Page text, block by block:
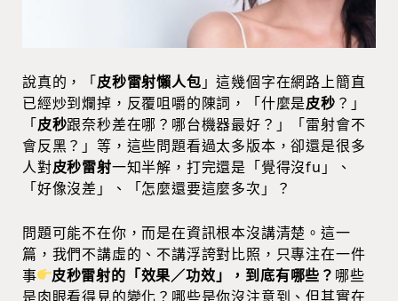
說真的，「皮秒雷射懶人包 」這幾個字在網路上簡直
已經炒到爛掉，反覆咀嚼的陳詞，「什麼是皮秒 ？」
「皮秒跟奈秒差在哪？哪台機器最好？」「雷射會不
會反黑？」等，這些問題看過太多版本，卻還是很多
人對皮秒雷射一知半解，打完還是「覺得沒fu」、
「好像沒差」、「怎麼還要這麼多次」？
問題可能不在你，而是在資訊根本沒講清楚。這一
篇，我們不講虛的、不講浮誇對比照，只專注在一件
事
皮秒雷射的「效果／功效」，到底有哪些？ 哪些
是肉眼看得見的變化？哪些是你沒注意到、但其實在